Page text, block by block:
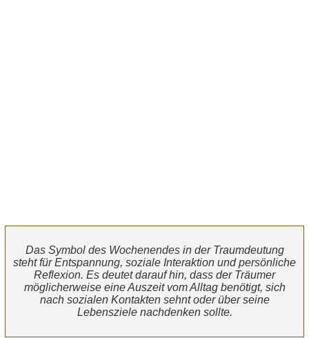
Das Symbol des Wochenendes in der Traumdeutung
steht für Entspannung, soziale Interaktion und persönliche
Reflexion. Es deutet darauf hin, dass der Träumer
möglicherweise eine Auszeit vom Alltag benötigt, sich
nach sozialen Kontakten sehnt oder über seine
Lebensziele nachdenken sollte.